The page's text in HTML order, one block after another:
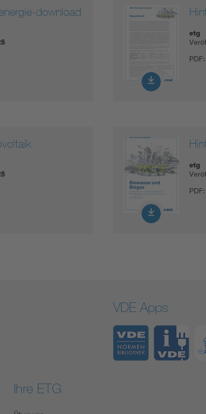
download
etg
PDF:
etg
PDF:
VDE Apps
Ihre ETG